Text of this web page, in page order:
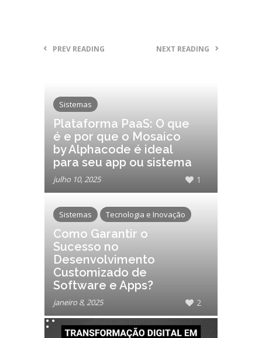
PREV READING NEXT READING
Sistemas
Plataforma PaaS: O que
é e por que o Mosaico
by Alphacode é ideal
para seu app ou sistema
julho 10, 2025 1
Sistemas Tecnologia e Inovação
Como Garantir o
Sucesso no
Desenvolvimento
Customizado de
Software e Apps?
janeiro 8, 2025 2